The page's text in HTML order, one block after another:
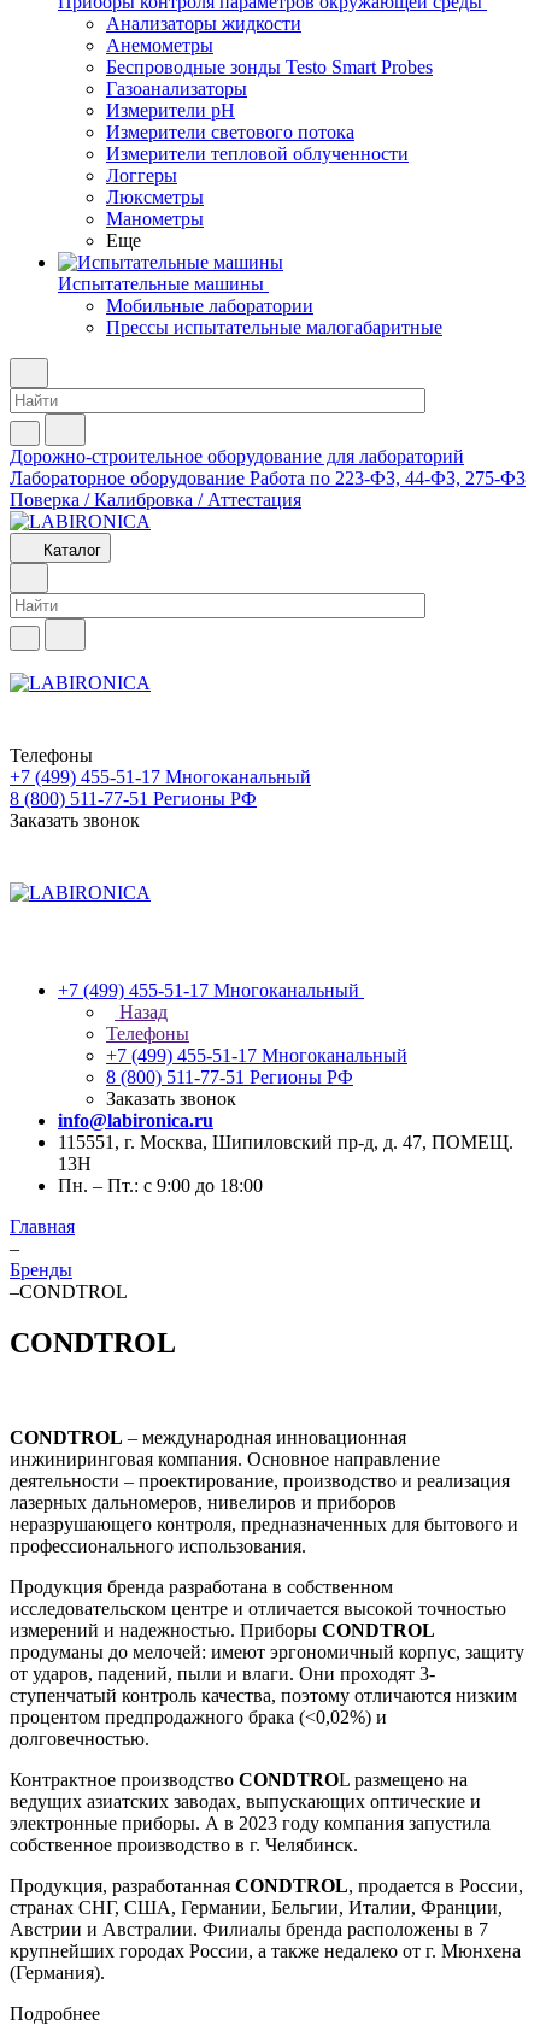
Анализаторы жидкости
Анемометры
Беспроводные зонды Testo Smart Probes
Газоанализаторы
Измерители pH
Измерители светового потока
Измерители тепловой облученности
Логгеры
Люксметры
Манометры
Еще
Испытательные машины
Мобильные лаборатории
Прессы испытательные малогабаритные
Дорожно-строительное оборудование для лабораторий
Лабораторное оборудование Работа по 223-ФЗ, 44-ФЗ, 275-ФЗ
Поверка / Калибровка / Аттестация
Каталог
Телефоны
+7 (499) 455-51-17 Многоканальный
8 (800) 511-77-51 Регионы РФ
Заказать звонок
+7 (499) 455-51-17 Многоканальный
Назад
Телефоны
+7 (499) 455-51-17 Многоканальный
8 (800) 511-77-51 Регионы РФ
Заказать звонок
info@labironica.ru
115551, г. Москва, Шипиловский пр-д, д. 47, ПОМЕЩ.
13Н
Пн. – Пт.: с 9:00 до 18:00
Главная
–
Бренды
–CONDTROL
CONDTROL
CONDTROL – международная инновационная
инжиниринговая компания. Основное направление
деятельности – проектирование, производство и реализация
лазерных дальномеров, нивелиров и приборов
неразрушающего контроля, предназначенных для бытового и
профессионального использования.
Продукция бренда разработана в собственном
исследовательском центре и отличается высокой точностью
измерений и надежностью. Приборы CONDTROL
продуманы до мелочей: имеют эргономичный корпус, защиту
от ударов, падений, пыли и влаги. Они проходят 3-
ступенчатый контроль качества, поэтому отличаются низким
процентом предпродажного брака (˂0,02%) и
долговечностью.
Контрактное производство CONDTROL размещено на
ведущих азиатских заводах, выпускающих оптические и
электронные приборы. А в 2023 году компания запустила
собственное производство в г. Челябинск.
Продукция, разработанная CONDTROL, продается в России,
странах СНГ, США, Германии, Бельгии, Италии, Франции,
Австрии и Австралии. Филиалы бренда расположены в 7
крупнейших городах России, а также недалеко от г. Мюнхена
(Германия).
Подробнее